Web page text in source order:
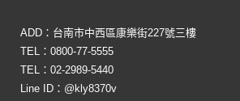
ADD：台南市中西區康樂街227號三樓
TEL： 0800-77-5555
TEL： 02-2989-5440
Line ID： @kly8370v